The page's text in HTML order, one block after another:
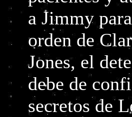
a Jimmy
orden de
Jones, el
debe de
secretos de